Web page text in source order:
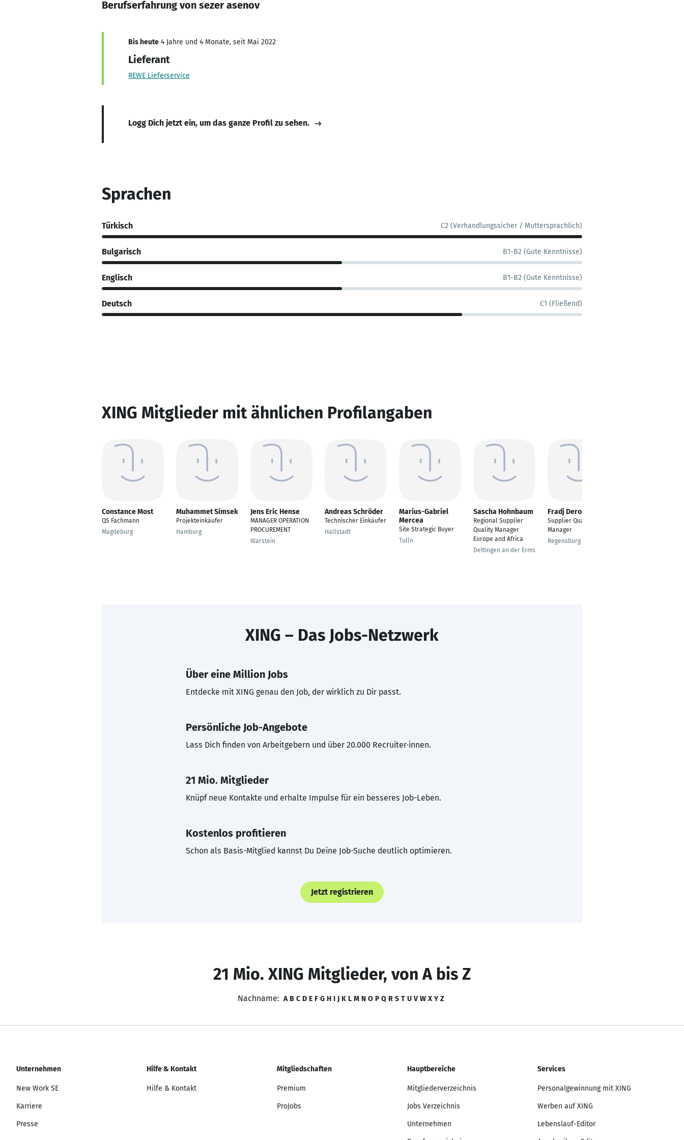
Berufserfahrung von sezer asenov
Bis heute 4 Jahre und 4 Monate, seit Mai 2022
Lieferant
REWE Lieferservice
Logg Dich jetzt ein, um das ganze Profil zu sehen.
Sprachen
Türkisch C2 (Verhandlungssicher / Muttersprachlich)
Bulgarisch B1-B2 (Gute Kenntnisse)
Englisch B1-B2 (Gute Kenntnisse)
Deutsch C1 (Fließend)
XING Mitglieder mit ähnlichen Profilangaben
Constance Most
QS Fachmann
Magdeburg
Muhammet Simsek
Projekteinkäufer
Hamburg
Jens Eric Hense
MANAGER OPERATION
PROCUREMENT
Warstein
Andreas Schröder
Technischer Einkäufer
Hallstadt
Marius-Gabriel
Mercea
Site Strategic Buyer
Tulln
Sascha Hohnbaum
Regional Supplier
Quality Manager
Europe and Africa
Dettingen an der Erms
Fradj Derouiche
Supplier Quality
Manager
Regensburg
XING – Das Jobs-Netzwerk
Über eine Million Jobs
Entdecke mit XING genau den Job, der wirklich zu Dir passt.
Persönliche Job-Angebote
Lass Dich finden von Arbeitgebern und über 20.000 Recruiter·innen.
21 Mio. Mitglieder
Knüpf neue Kontakte und erhalte Impulse für ein besseres Job-Leben.
Kostenlos profitieren
Schon als Basis-Mitglied kannst Du Deine Job-Suche deutlich optimieren.
Jetzt registrieren
21 Mio. XING Mitglieder, von A bis Z
Nachname: A B C D E F G H I J K L M N O P Q R S T U V W X Y Z
Unternehmen
New Work SE
Karriere
Presse
Hilfe & Kontakt
Hilfe & Kontakt
Mitgliedschaften
Premium
ProJobs
Hauptbereiche
Mitgliederverzeichnis
Jobs Verzeichnis
Unternehmen
Services
Personalgewinnung mit XING
Werben auf XING
Lebenslauf-Editor